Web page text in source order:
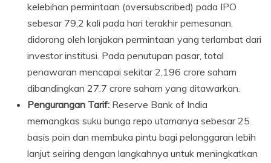
kelebihan permintaan (oversubscribed) pada IPO
sebesar 79,2 kali pada hari terakhir pemesanan,
didorong oleh lonjakan permintaan yang terlambat dari
investor institusi. Pada penutupan pasar, total
penawaran mencapai sekitar 2,196 crore saham
dibandingkan 27.7 crore saham yang ditawarkan.
Pengurangan Tarif: Reserve Bank of India
memangkas suku bunga repo utamanya sebesar 25
basis poin dan membuka pintu bagi pelonggaran lebih
lanjut seiring dengan langkahnya untuk meningkatkan